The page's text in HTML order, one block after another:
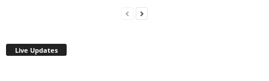
Live Updates